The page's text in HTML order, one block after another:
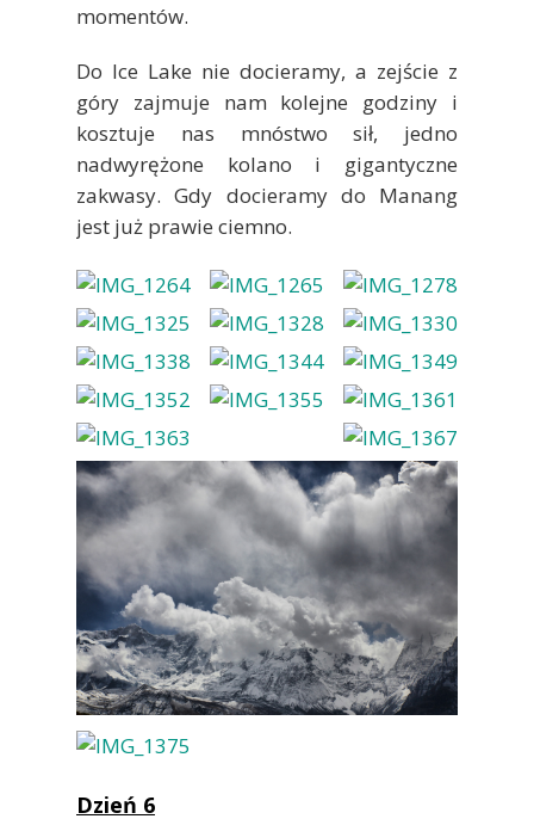
momentów.
Do Ice Lake nie docieramy, a zejście z
góry zajmuje nam kolejne godziny i
kosztuje nas mnóstwo sił, jedno
nadwyrężone kolano i gigantyczne
zakwasy. Gdy docieramy do Manang
jest już prawie ciemno.
Dzień 6